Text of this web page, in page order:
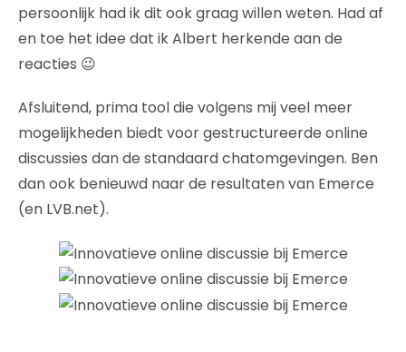
persoonlijk had ik dit ook graag willen weten. Had af
en toe het idee dat ik Albert herkende aan de
reacties 😉
Afsluitend, prima tool die volgens mij veel meer
mogelijkheden biedt voor gestructureerde online
discussies dan de standaard chatomgevingen. Ben
dan ook benieuwd naar de resultaten van Emerce
(en LVB.net).